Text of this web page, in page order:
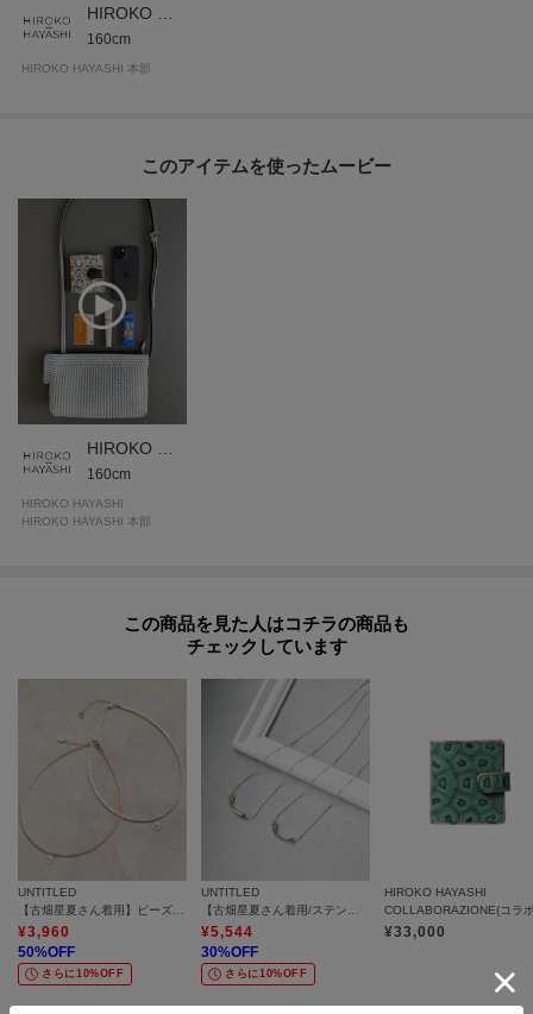
160cm
HIROKO HAYASHI 本部
このアイテムを使ったムービー
160cm
HIROKO HAYASHI
HIROKO HAYASHI 本部
この商品を見た人はコチラの商品も
チェックしています
UNTITLED
¥3,960
50%OFF
さらに10%OFF
UNTITLED
¥5,544
30%OFF
さらに10%OFF
HIROKO HAYASHI
¥33,000